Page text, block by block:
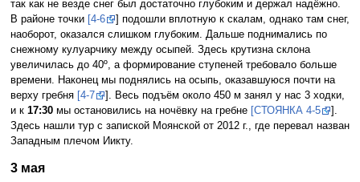
так как не везде снег был достаточно глубоким и держал надёжно.
В районе точки [4-6
] подошли вплотную к скалам, однако там снег,
наоборот, оказался слишком глубоким. Дальше поднимались по
снежному кулуарчику между осыпей. Здесь крутизна склона
увеличилась до 40º, а формирование ступеней требовало больше
времени. Наконец мы поднялись на осыпь, оказавшуюся почти на
верху гребня [4-7
]. Весь подъём около 450 м занял у нас 3 ходки,
и к 17:30мы остановились на ночёвку на гребне [СТОЯНКА 4-5
].
Здесь нашли тур с запиской Моянской от 2012 г., где перевал назван
Западным плечом Иикту.
3 мая